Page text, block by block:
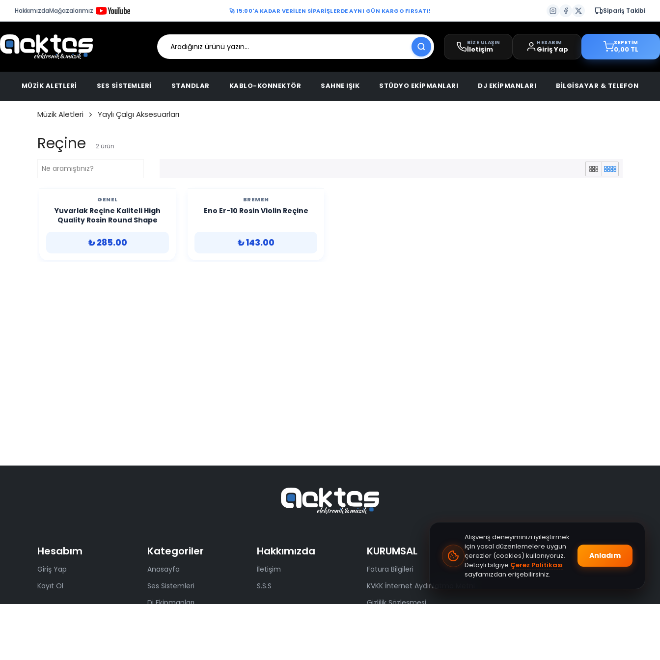
HakkımızdaMağazalarımız 🚀 15:00'A KADAR VERİLEN SİPARİŞLERDE AYNI GÜN KARGO FIRSATI! Sipariş Takibi
BİZE ULAŞIN
İletişim
HESABIM
Giriş Yap
SEPETİM
0,00 TL
MÜZİK ALETLERİ SES SİSTEMLERİ STANDLAR KABLO-KONNEKTÖR SAHNE IŞIK STÜDYO EKİPMANLARI DJ EKİPMANLARI BİLGİSAYAR & TELEFON
Alışveriş deneyiminizi iyileştirmek
için yasal düzenlemelere uygun
çerezler (cookies) kullanıyoruz.
Detaylı bilgiye Çerez Politikası
sayfamızdan erişebilirsiniz.
Anladım
Müzik Aletleri Yaylı Çalgı Aksesuarları
Reçine 2 ürün
GENEL
Yuvarlak Reçine Kaliteli High
Quality Rosin Round Shape
₺ 285.00
BREMEN
Eno Er-10 Rosin Violin Reçine
₺ 143.00
Hesabım
Giriş Yap
Kayıt Ol
Kategoriler
Anasayfa
Ses Sistemleri
Dj Ekipmanları
Hakkımızda
İletişim
S.S.S
KURUMSAL
Fatura Bilgileri
KVKK İnternet Aydınlatma Metni
Gizlilik Sözleşmesi